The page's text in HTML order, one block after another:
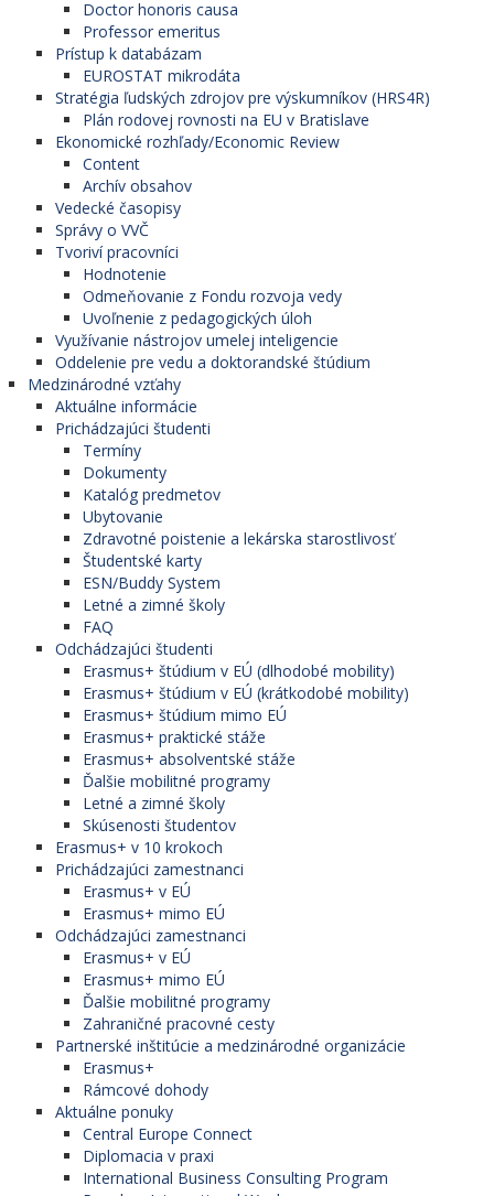
Doctor honoris causa
Professor emeritus
Prístup k databázam
EUROSTAT mikrodáta
Stratégia ľudských zdrojov pre výskumníkov (HRS4R)
Plán rodovej rovnosti na EU v Bratislave
Ekonomické rozhľady/Economic Review
Content
Archív obsahov
Vedecké časopisy
Správy o VVČ
Tvoriví pracovníci
Hodnotenie
Odmeňovanie z Fondu rozvoja vedy
Uvoľnenie z pedagogických úloh
Využívanie nástrojov umelej inteligencie
Oddelenie pre vedu a doktorandské štúdium
Medzinárodné vzťahy
Aktuálne informácie
Prichádzajúci študenti
Termíny
Dokumenty
Katalóg predmetov
Ubytovanie
Zdravotné poistenie a lekárska starostlivosť
Študentské karty
ESN/Buddy System
Letné a zimné školy
FAQ
Odchádzajúci študenti
Erasmus+ štúdium v EÚ (dlhodobé mobility)
Erasmus+ štúdium v EÚ (krátkodobé mobility)
Erasmus+ štúdium mimo EÚ
Erasmus+ praktické stáže
Erasmus+ absolventské stáže
Ďalšie mobilitné programy
Letné a zimné školy
Skúsenosti študentov
Erasmus+ v 10 krokoch
Prichádzajúci zamestnanci
Erasmus+ v EÚ
Erasmus+ mimo EÚ
Odchádzajúci zamestnanci
Erasmus+ v EÚ
Erasmus+ mimo EÚ
Ďalšie mobilitné programy
Zahraničné pracovné cesty
Partnerské inštitúcie a medzinárodné organizácie
Erasmus+
Rámcové dohody
Aktuálne ponuky
Central Europe Connect
Diplomacia v praxi
International Business Consulting Program